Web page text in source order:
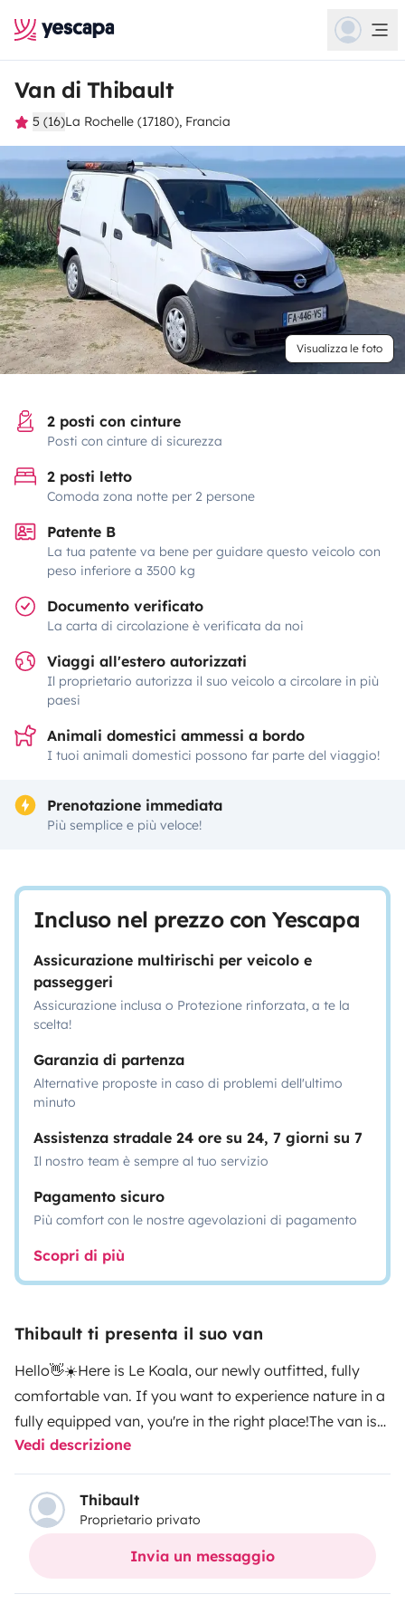
Van di Thibault
5 (16)La Rochelle (17180), Francia
Visualizza le foto
2 posti con cinture
Posti con cinture di sicurezza
2 posti letto
Comoda zona notte per 2 persone
Patente B
La tua patente va bene per guidare questo veicolo con
peso inferiore a 3500 kg
Documento verificato
La carta di circolazione è verificata da noi
Viaggi all'estero autorizzati
Il proprietario autorizza il suo veicolo a circolare in più
paesi
Animali domestici ammessi a bordo
I tuoi animali domestici possono far parte del viaggio!
Prenotazione immediata
Più semplice e più veloce!
Incluso nel prezzo con Yescapa
Assicurazione multirischi per veicolo e
passeggeri
Assicurazione inclusa o Protezione rinforzata, a te la
scelta!
Garanzia di partenza
Alternative proposte in caso di problemi dell'ultimo
minuto
Assistenza stradale 24 ore su 24, 7 giorni su 7
Il nostro team è sempre al tuo servizio
Pagamento sicuro
Più comfort con le nostre agevolazioni di pagamento
Scopri di più
Thibault ti presenta il suo van
Hello👋☀️Here is Le Koala, our newly outfitted, fully
comfortable van. If you want to experience nature in a
fully equipped van, you're in the right place!The van is
completely equipped and includes:
by 190cm bed perfect for two!🛌A real 18-liter fridge to
keep all your desired items chilled. No more warm
beers at happy hour!🍻A Bluetti battery powered by a
solar panel and the vehicle's engine, allowing you to
power of the sun☀️Two folding chairs and a portable
Vedi descrizione
Thibault
Proprietario privato
Invia un messaggio